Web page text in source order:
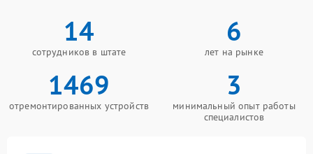
14
сотрудников в штате
6
лет на рынке
1469
отремонтированных устройств
3
минимальный опыт работы
специалистов